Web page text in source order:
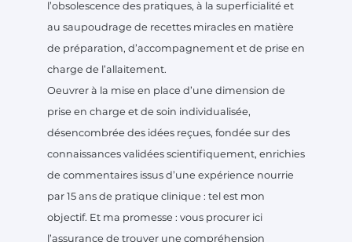
l’obsolescence des pratiques, à la superficialité et
au saupoudrage de recettes miracles en matière
de préparation, d’accompagnement et de prise en
charge de l’allaitement.
Oeuvrer à la mise en place d’une dimension de
prise en charge et de soin individualisée,
désencombrée des idées reçues, fondée sur des
connaissances validées scientifiquement, enrichies
de commentaires issus d’une expérience nourrie
par 15 ans de pratique clinique : tel est mon
objectif. Et ma promesse : vous procurer ici
l’assurance de trouver une compréhension